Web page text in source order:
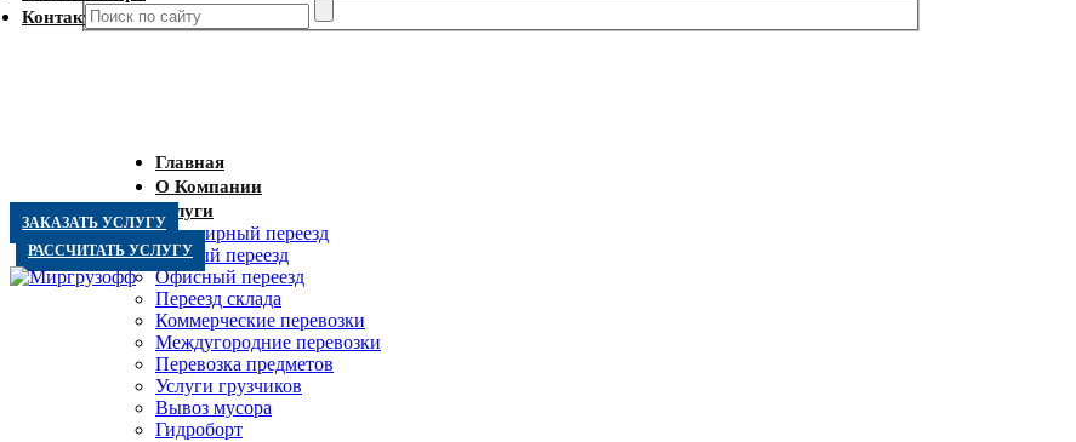
Контакты
Главная
О Компании
Услуги
Квартирный переезд
Дачный переезд
Офисный переезд
Переезд склада
Коммерческие перевозки
Междугородние перевозки
Перевозка предметов
Услуги грузчиков
Вывоз мусора
Гидроборт
ЗАКАЗАТЬ УСЛУГУ
РАССЧИТАТЬ УСЛУГУ